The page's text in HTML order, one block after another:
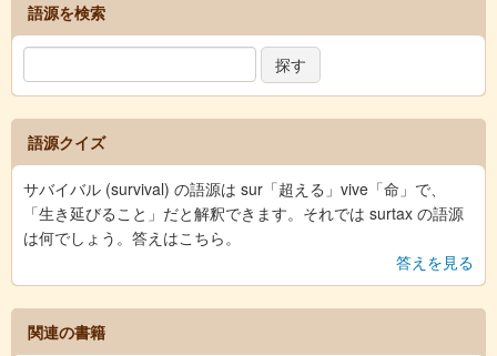
語源を検索
語源クイズ
サバイバル (survival) の語源は sur「超える」vive「命」で、
「生き延びること」だと解釈できます。それでは surtax の語源
は何でしょう。答えはこちら。
答えを見る
関連の書籍